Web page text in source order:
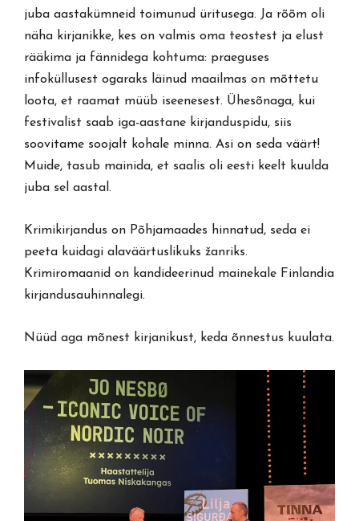
juba aastakümneid toimunud üritusega. Ja rõõm oli
näha kirjanikke, kes on valmis oma teostest ja elust
rääkima ja fännidega kohtuma: praeguses
infoküllusest ogaraks läinud maailmas on mõttetu
loota, et raamat müüb iseenesest. Ühesõnaga, kui
festivalist saab iga-aastane kirjanduspidu, siis
soovitame soojalt kohale minna. Asi on seda väärt!
Muide, tasub mainida, et saalis oli eesti keelt kuulda
juba sel aastal.
Krimikirjandus on Põhjamaades hinnatud, seda ei
peeta kuidagi alaväärtuslikuks žanriks.
Krimiromaanid on kandideerinud mainekale Finlandia
kirjandusauhinnalegi.
Nüüd aga mõnest kirjanikust, keda õnnestus kuulata.